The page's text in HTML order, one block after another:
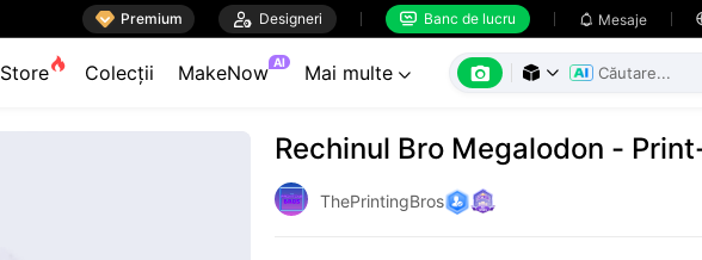
 Premium  Designeri  Banc de lucru  Mesaje
Store Colecții MakeNow AI Mai multe    
Rechinul Bro Megalodon -
ThePrintingBros